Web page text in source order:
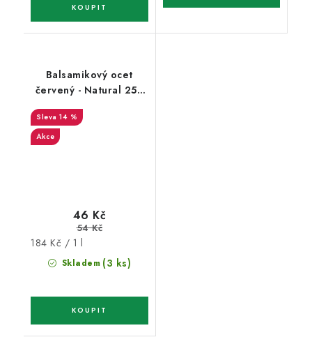
Balsamikový ocet
červený - Natural 250
14 %
Akce
Skladem (3 ks)
46 Kč
54 Kč
Měrná
cena:
184 Kč / 1 l